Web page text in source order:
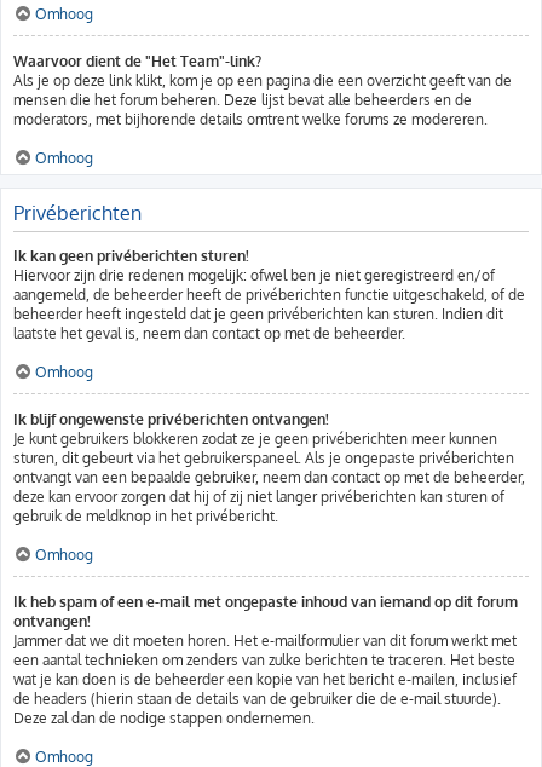
Omhoog
Waarvoor dient de "Het Team"-link?
Als je op deze link klikt, kom je op een pagina die een overzicht geeft van de
mensen die het forum beheren. Deze lijst bevat alle beheerders en de
moderators, met bijhorende details omtrent welke forums ze modereren.
Omhoog
Privéberichten
Ik kan geen privéberichten sturen!
Hiervoor zijn drie redenen mogelijk: ofwel ben je niet geregistreerd en/of
aangemeld, de beheerder heeft de privéberichten functie uitgeschakeld, of de
beheerder heeft ingesteld dat je geen privéberichten kan sturen. Indien dit
laatste het geval is, neem dan contact op met de beheerder.
Omhoog
Ik blijf ongewenste privéberichten ontvangen!
Je kunt gebruikers blokkeren zodat ze je geen privéberichten meer kunnen
sturen, dit gebeurt via het gebruikerspaneel. Als je ongepaste privéberichten
ontvangt van een bepaalde gebruiker, neem dan contact op met de beheerder,
deze kan ervoor zorgen dat hij of zij niet langer privéberichten kan sturen of
gebruik de meldknop in het privébericht.
Omhoog
Ik heb spam of een e-mail met ongepaste inhoud van iemand op dit forum
ontvangen!
Jammer dat we dit moeten horen. Het e-mailformulier van dit forum werkt met
een aantal technieken om zenders van zulke berichten te traceren. Het beste
wat je kan doen is de beheerder een kopie van het bericht e-mailen, inclusief
de headers (hierin staan de details van de gebruiker die de e-mail stuurde).
Deze zal dan de nodige stappen ondernemen.
Omhoog